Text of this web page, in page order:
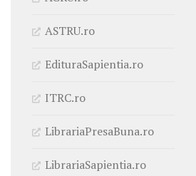
ASTRU.ro
EdituraSapientia.ro
ITRC.ro
LibrariaPresaBuna.ro
LibrariaSapientia.ro